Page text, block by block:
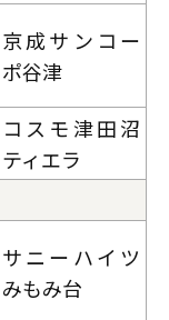
京成サンコー
ポ谷津
コスモ津田沼
ティエラ
サニーハイツ
みもみ台